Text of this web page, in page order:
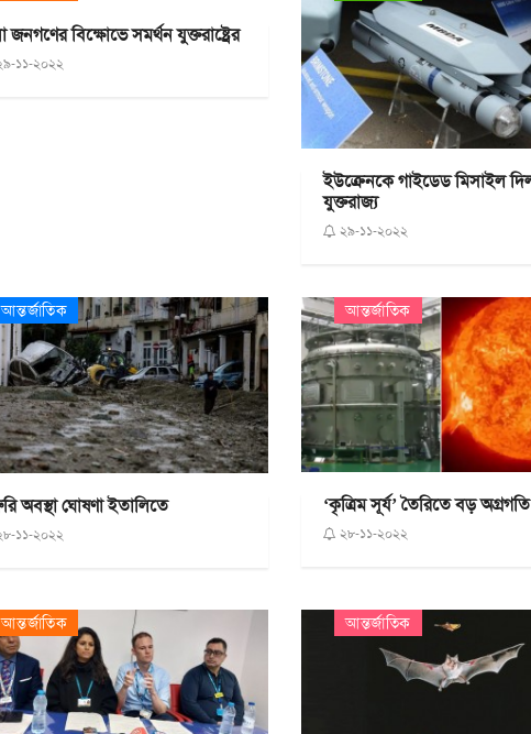
জনগণের বিক্ষোভে সমর্থন যুক্তরাষ্ট্রের
১১-২০২২
ইউক্রেনকে গাইডেড মিসাইল
যুক্তরাজ্য
২৯-১১-২০২২
আন্তর্জাতিক
অবস্থা ঘোষণা ইতালিতে
১১-২০২২
আন্তর্জাতিক
‘কৃত্রিম সূর্য’ তৈরিতে বড় অগ্রগতি
২৮-১১-২০২২
আন্তর্জাতিক আন্তর্জাতিক